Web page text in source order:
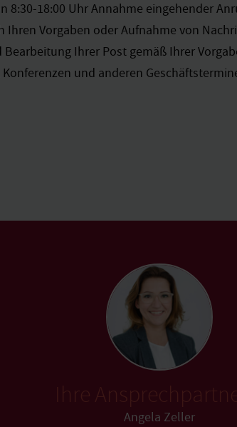
8:30-18:00 Uhr Annahme eingehender
Ihren Vorgaben oder Aufnahme von
Ihrer Post gemäß Ihrer
und anderen
Ihre
Angela Zeller